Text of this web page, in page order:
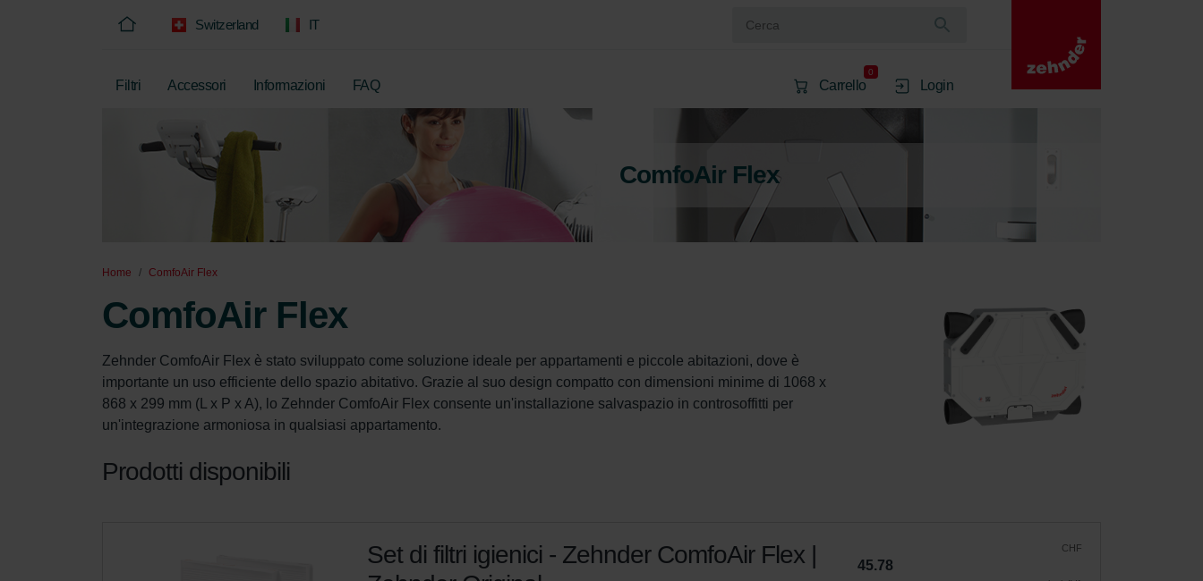
Switzerland IT
Filtri Accessori Informazioni FAQ Carrello
0
Login
ComfoAir Flex
Home ComfoAir Flex
ComfoAir Flex
Zehnder ComfoAir Flex è stato sviluppato come soluzione ideale per appartamenti e piccole abitazioni, dove è
importante un uso efficiente dello spazio abitativo. Grazie al suo design compatto con dimensioni minime di 1068 x
868 x 299 mm (L x P x A), lo Zehnder ComfoAir Flex consente un'installazione salvaspazio in controsoffitti per
un'integrazione armoniosa in qualsiasi appartamento.
Prodotti disponibili
Set di filtri igienici - Zehnder ComfoAir Flex |
CHF
45.78